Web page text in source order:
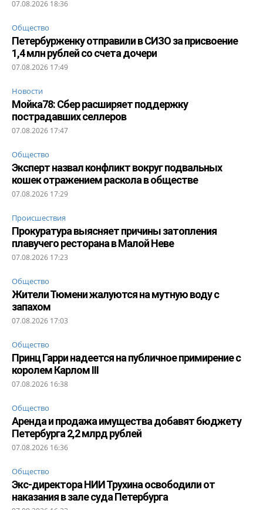
07.08.2026 18:36
Общество
Петербурженку отправили в СИЗО за присвоение
1,4 млн рублей со счета дочери
07.08.2026 17:49
Новости
Мойка78: Сбер расширяет поддержку
пострадавших селлеров
07.08.2026 17:47
Общество
Эксперт назвал конфликт вокруг подвальных
кошек отражением раскола в обществе
07.08.2026 17:29
Происшествия
Прокуратура выясняет причины затопления
плавучего ресторана в Малой Неве
07.08.2026 17:23
Общество
Жители Тюмени жалуются на мутную воду с
запахом
07.08.2026 17:03
Общество
Принц Гарри надеется на публичное примирение с
королем Карлом III
07.08.2026 16:38
Общество
Аренда и продажа имущества добавят бюджету
Петербурга 2,2 млрд рублей
07.08.2026 16:36
Общество
Экс-директора НИИ Трухина освободили от
наказания в зале суда Петербурга